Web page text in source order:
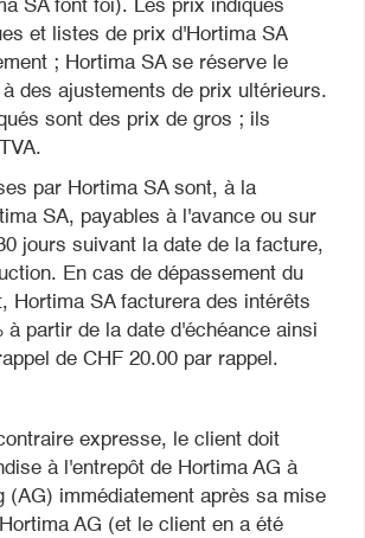
SA font foi). Les prix indiqués
et listes de prix d'Hortima SA
; Hortima SA se réserve le
des ajustements de prix ultérieurs.
sont des prix de gros ; ils
par Hortima SA sont, à la
SA, payables à l'avance ou sur
jours suivant la date de la facture,
En cas de dépassement du
Hortima SA facturera des intérêts
à partir de la date d'échéance ainsi
de CHF 20.00 par rappel.
expresse, le client doit
à l'entrepôt de Hortima AG à
(AG) immédiatement après sa ­mise
AG (et le client en a été